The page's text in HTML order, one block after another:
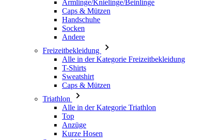
Freizeitbekleidung
Alle in der Kategorie Freizeitbekleidung
T-Shirts
Sweatshirt
Caps & Mützen
Triathlon
Alle in der Kategorie Triathlon
Top
Anzüge
Kurze Hosen
Sommer 2026
Team-Repliken
Special Editions
Ausverkauf
Geschenkgutscheine